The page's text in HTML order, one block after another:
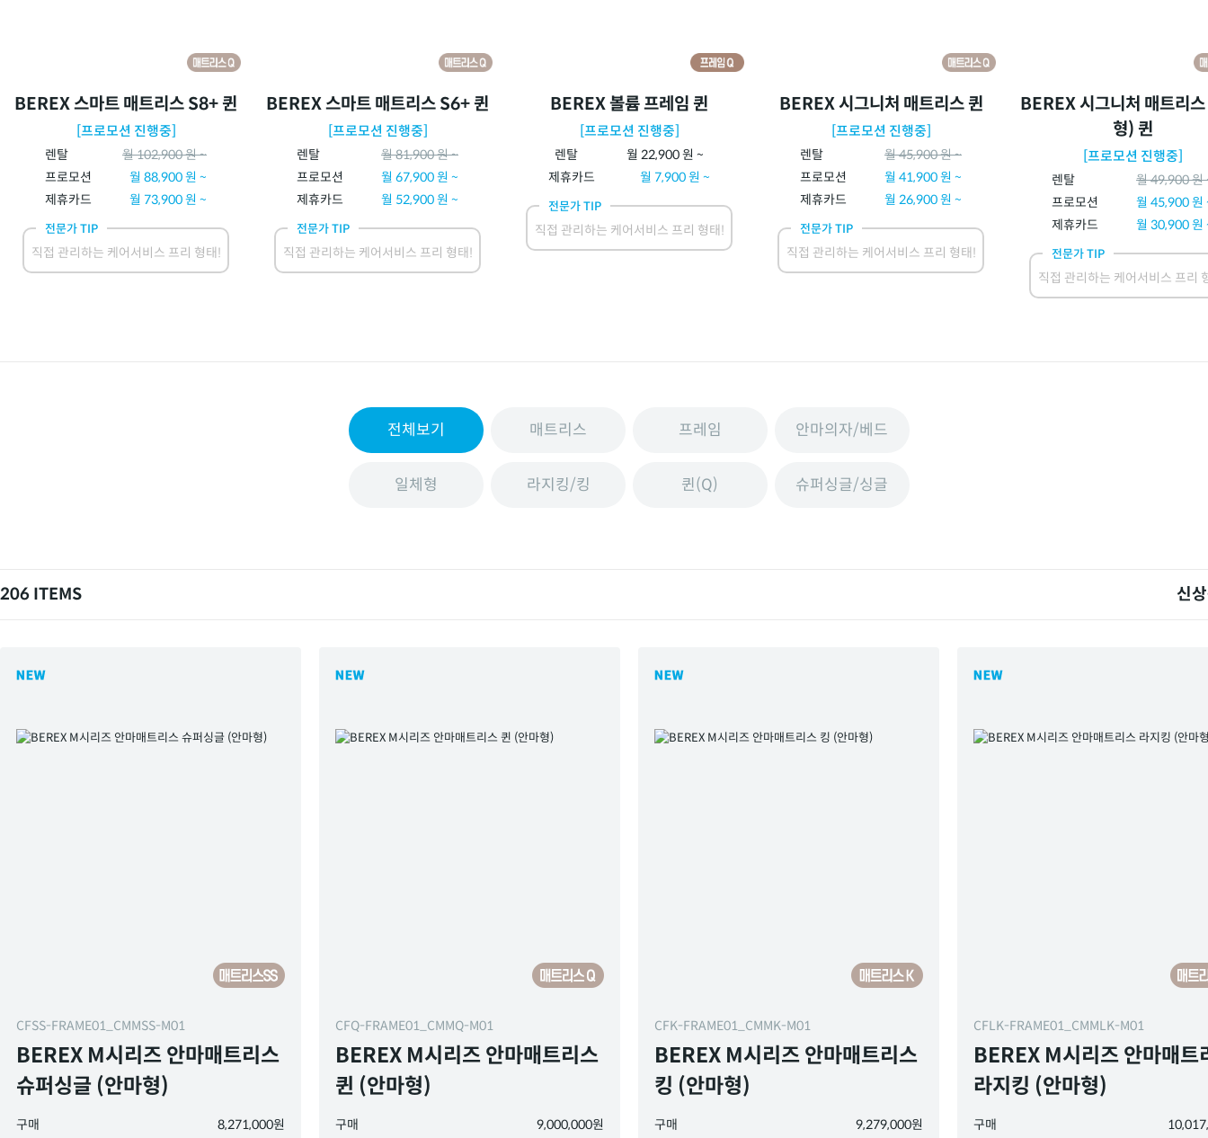
BEREX 스마트 매트리스 S8+ 퀸
[프로모션 진행중]
렌탈 월102,900원 ~
프로모션
월 88,900원 ~
제휴카드
월 73,900원 ~
전문가 TIP
직접 관리하는 케어서비스 프리 형태!
BEREX 스마트 매트리스 S6+ 퀸
[프로모션 진행중]
렌탈 월81,900원 ~
프로모션
월 67,900원 ~
제휴카드
월 52,900원 ~
전문가 TIP
직접 관리하는 케어서비스 프리 형태!
BEREX 볼륨 프레임 퀸
[프로모션 진행중]
렌탈 월 22,900원 ~
제휴카드
월 7,900원 ~
전문가 TIP
직접 관리하는 케어서비스 프리 형태!
BEREX 시그니처 매트리스 퀸
[프로모션 진행중]
렌탈 월45,900원 ~
프로모션
월 41,900원 ~
제휴카드
월 26,900원 ~
전문가 TIP
직접 관리하는 케어서비스 프리 형태!
BEREX 시그니처 매트리
형) 퀸
[프로모션 진행중]
렌탈 월49,900원
프로모션
월 45,900원
제휴카드
월 30,900원
전문가 TIP
직접 관리하는 케어서비스 프리
전체보기 매트리스 프레임 안마의자/베드
일체형 라지킹/킹 퀸(Q) 슈퍼싱글/싱글
206 ITEMS 신
CFSS-FRAME01_CMMSS-M01
BEREX M시리즈 안마매트리스
슈퍼싱글 (안마형)
구매
8,271,000원
CFQ-FRAME01_CMMQ-M01
BEREX M시리즈 안마매트리스
퀸 (안마형)
구매
9,000,000원
CFK-FRAME01_CMMK-M01
BEREX M시리즈 안마매트리스
킹 (안마형)
구매
9,279,000원
CFLK-FRAME01_CMMLK-M01
BEREX M시리즈 안마매트
라지킹 (안마형)
구매